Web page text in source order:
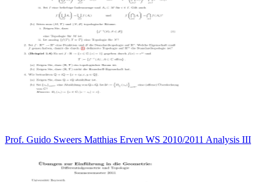
Prof. Guido Sweers Matthias Erven WS 2010/2011 Analysis III